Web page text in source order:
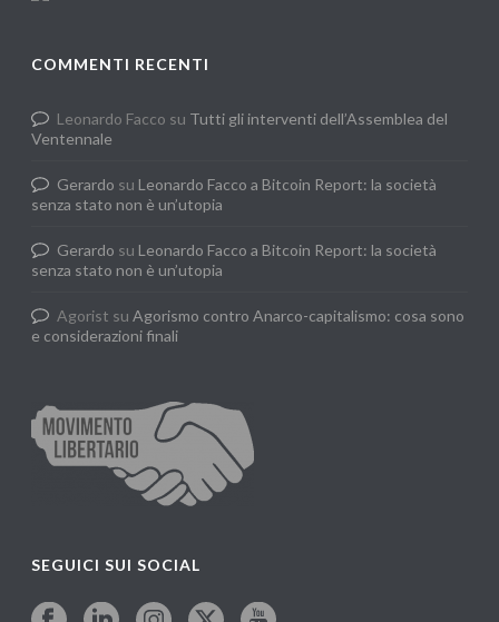
COMMENTI RECENTI
Leonardo Facco su Tutti gli interventi dell’Assemblea del
Ventennale
Gerardo su Leonardo Facco a Bitcoin Report: la società
senza stato non è un’utopia
Gerardo su Leonardo Facco a Bitcoin Report: la società
senza stato non è un’utopia
Agorist suAgorismo contro Anarco-capitalismo: cosa sono
e considerazioni finali
SEGUICI SUI SOCIAL